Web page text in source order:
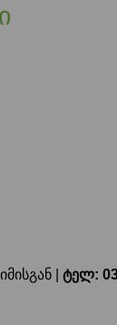
| ტელ: